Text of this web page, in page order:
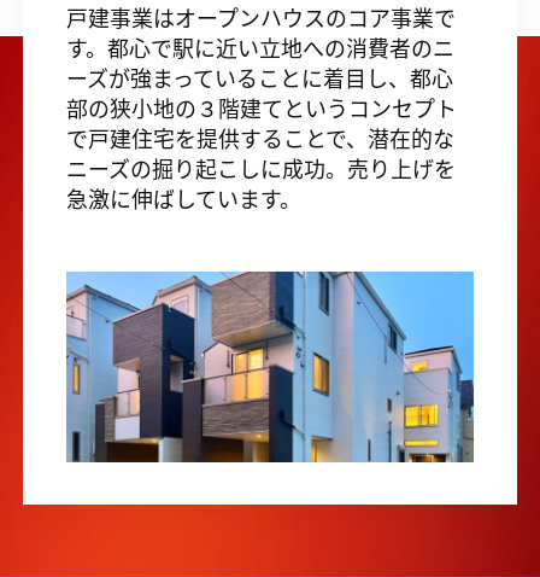
戸建事業はオープンハウスのコア事業で
す。都心で駅に近い立地への消費者のニ
ーズが強まっていることに着目し、都心
部の狭小地の３階建てというコンセプト
で戸建住宅を提供することで、潜在的な
ニーズの掘り起こしに成功。売り上げを
急激に伸ばしています。